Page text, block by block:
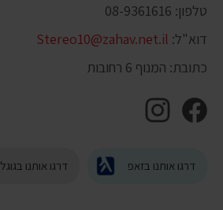
טלפון: 08-9361616
דוא"ל: Stereo10@zahav.net.il
כתובת: המנוף 6 רחובות
דרגו אותנו בזאפ דרגו אותנו בגוגל